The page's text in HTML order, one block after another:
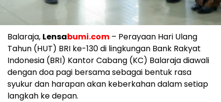
Balaraja, Lensabumi.com – Perayaan Hari Ulang
Tahun (HUT) BRI ke-130 di lingkungan Bank Rakyat
Indonesia (BRI) Kantor Cabang (KC) Balaraja diawali
dengan doa pagi bersama sebagai bentuk rasa
syukur dan harapan akan keberkahan dalam setiap
langkah ke depan.